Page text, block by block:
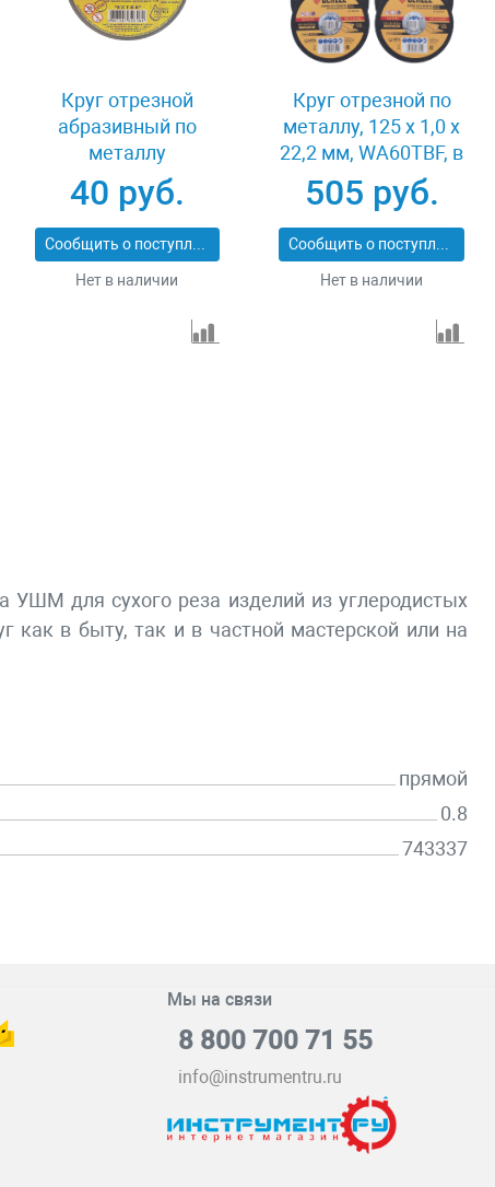
Круг отрезной
абразивный по
металлу
125x1.2x22.2 мм
Луга 3612-125-1.2
40 руб.
Сообщить о поступлении
Нет в наличии
Круг отрезной по
металлу, 125 х 1,0 х
22,2 мм, WA60TBF, в
метал.банке, 10 шт.
Denzel 737610
505 руб.
Сообщить о поступлении
Нет в наличии
УШМ для сухого реза изделий из углеродистых
как в быту, так и в частной мастерской или на
прямой
0.8
743337
Мы на связи
8 800 700 71 55
info@instrumentru.ru